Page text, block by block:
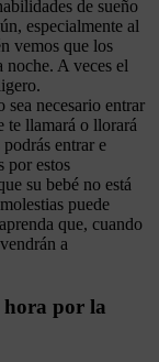
de sueño
especialmente al
vemos que los
noche. A veces el
sea necesario entrar
te llamará o llorará
entrar e
por estos
su bebé no está
puede
que, cuando
a
hora por la